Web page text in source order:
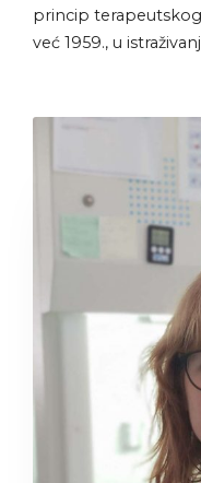
princip
već 1959., u